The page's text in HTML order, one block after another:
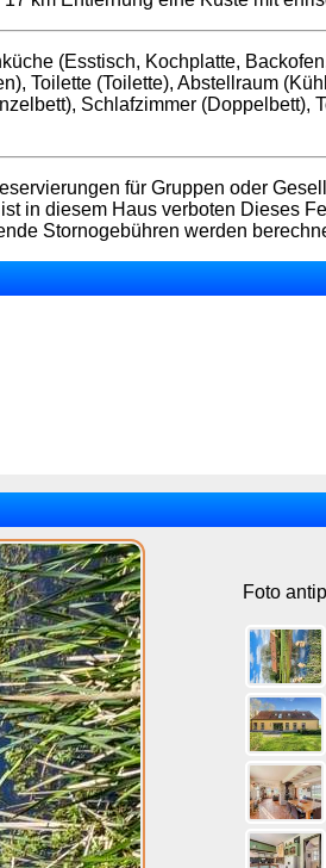
(Esstisch, Kochplatte,
Toilette (Toilette), Abstellraum
Schlafzimmer (Doppelbett),
für Gruppen oder
in diesem Haus verboten Dieses
Stornogebühren werden
Foto